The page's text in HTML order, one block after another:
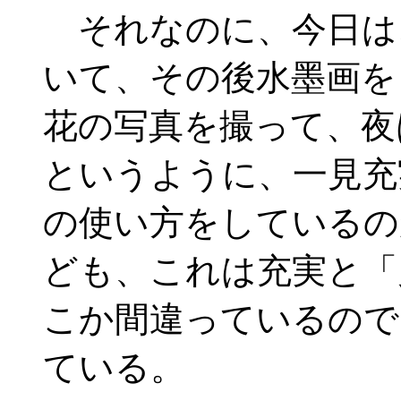
それなのに、今日
いて、その後水墨画
花の写真を撮って、
というように、一見
の使い方をしている
ども、これは充実と
こか間違っているの
ている。